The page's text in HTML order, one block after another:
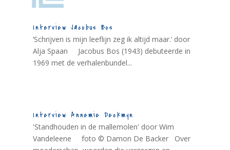
Interview Jacobus Bos
‘Schrijven is mijn leeflijn zeg ik altijd maar.’ door
Alja Spaan Jacobus Bos (1943) debuteerde in
1969 met de verhalenbundel...
Interview Annemie Deckmyn
'Standhouden in de mallemolen' door Wim
Vandeleene foto © Damon De Backer Over